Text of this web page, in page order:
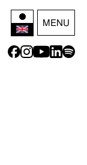
MENU